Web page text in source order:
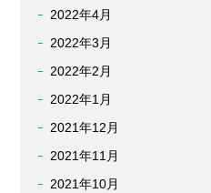
2022年4月
2022年3月
2022年2月
2022年1月
2021年12月
2021年11月
2021年10月